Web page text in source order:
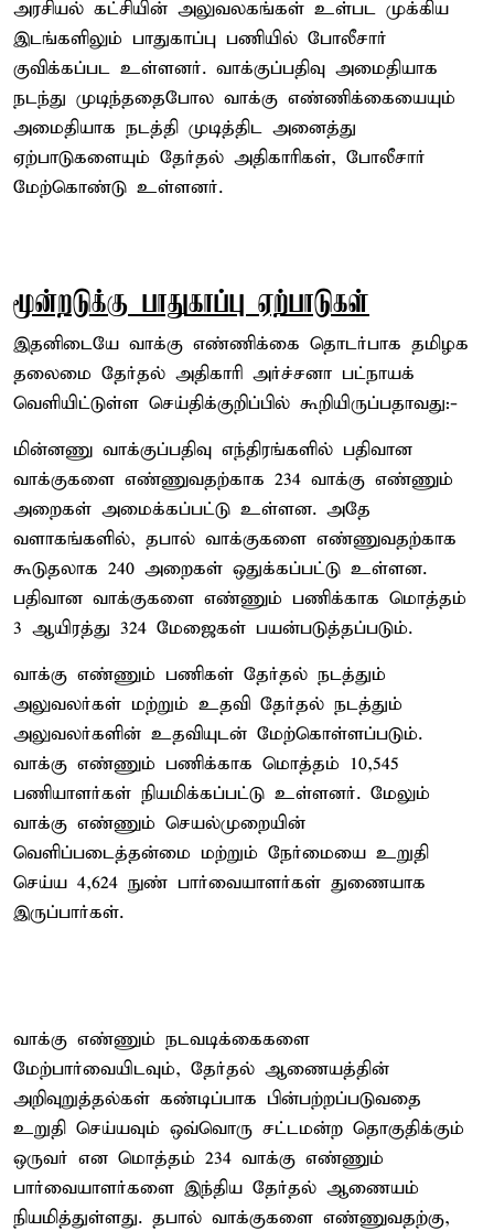
அரசியல் கட்சியின் அலுவலகங்கள் உள்பட முக்கிய
இடங்களிலும் பாதுகாப்பு பணியில் போலீசார்
குவிக்கப்பட உள்ளனர். வாக்குப்பதிவு அமைதியாக
நடந்து முடிந்ததைபோல வாக்கு எண்ணிக்கையையும்
அமைதியாக நடத்தி முடித்திட அனைத்து
ஏற்பாடுகளையும் தேர்தல் அதிகாரிகள், போலீசார்
மேற்கொண்டு உள்ளனர்.
மூன்றடுக்கு பாதுகாப்பு ஏற்பாடுகள்
இதனிடையே வாக்கு எண்ணிக்கை தொடர்பாக தமிழக
தலைமை தேர்தல் அதிகாரி அர்ச்சனா பட்நாயக்
வெளியிட்டுள்ள செய்திக்குறிப்பில் கூறியிருப்பதாவது:-
மின்னணு வாக்குப்பதிவு எந்திரங்களில் பதிவான
வாக்குகளை எண்ணுவதற்காக 234 வாக்கு எண்ணும்
அறைகள் அமைக்கப்பட்டு உள்ளன. அதே
வளாகங்களில், தபால் வாக்குகளை எண்ணுவதற்காக
கூடுதலாக 240 அறைகள் ஒதுக்கப்பட்டு உள்ளன.
பதிவான வாக்குகளை எண்ணும் பணிக்காக மொத்தம்
3 ஆயிரத்து 324 மேஜைகள் பயன்படுத்தப்படும்.
வாக்கு எண்ணும் பணிகள் தேர்தல் நடத்தும்
அலுவலர்கள் மற்றும் உதவி தேர்தல் நடத்தும்
அலுவலர்களின் உதவியுடன் மேற்கொள்ளப்படும்.
வாக்கு எண்ணும் பணிக்காக மொத்தம் 10,545
பணியாளர்கள் நியமிக்கப்பட்டு உள்ளனர். மேலும்
வாக்கு எண்ணும் செயல்முறையின்
வெளிப்படைத்தன்மை மற்றும் நேர்மையை உறுதி
செய்ய 4,624 நுண் பார்வையாளர்கள் துணையாக
இருப்பார்கள்.
வாக்கு எண்ணும் நடவடிக்கைகளை
மேற்பார்வையிடவும், தேர்தல் ஆணையத்தின்
அறிவுறுத்தல்கள் கண்டிப்பாக பின்பற்றப்படுவதை
உறுதி செய்யவும் ஒவ்வொரு சட்டமன்ற தொகுதிக்கும்
ஒருவர் என மொத்தம் 234 வாக்கு எண்ணும்
பார்வையாளர்களை இந்திய தேர்தல் ஆணையம்
நியமித்துள்ளது. தபால் வாக்குகளை எண்ணுவதற்கு,